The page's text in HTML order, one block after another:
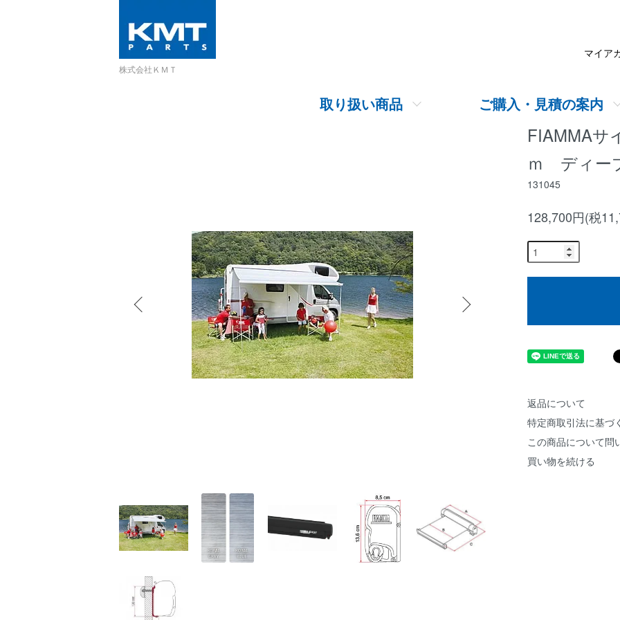
株式会社ＫＭＴ
取り扱い商品 ご購入・見積の案内
マイア
FIAMMA
ｍ ディ
131045
128,700円(税
返品について
特定商取引法に基づ
この商品について問
買い物を続ける